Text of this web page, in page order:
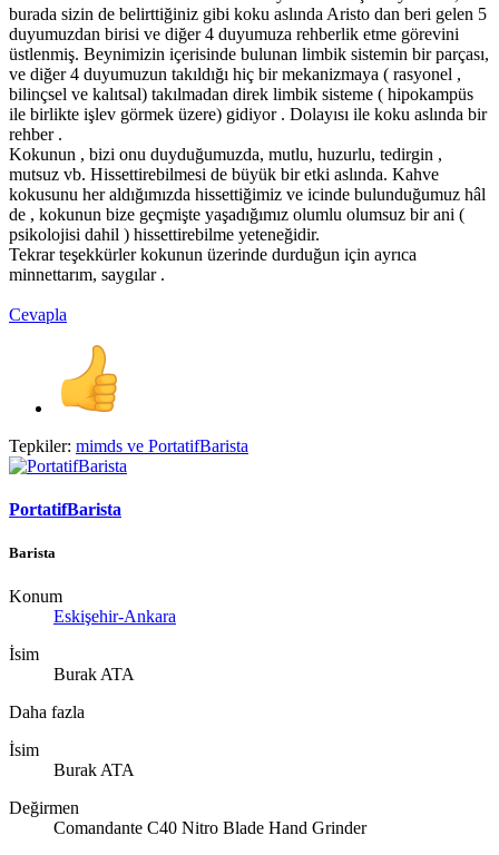
burada sizin de belirttiğiniz gibi koku aslında Aristo dan beri gelen 5
duyumuzdan birisi ve diğer 4 duyumuza rehberlik etme görevini
üstlenmiş. Beynimizin içerisinde bulunan limbik sistemin bir parçası,
ve diğer 4 duyumuzun takıldığı hiç bir mekanizmaya ( rasyonel ,
bilinçsel ve kalıtsal) takılmadan direk limbik sisteme ( hipokampüs
ile birlikte işlev görmek üzere) gidiyor . Dolayısı ile koku aslında bir
rehber .
Kokunun , bizi onu duyduğumuzda, mutlu, huzurlu, tedirgin ,
mutsuz vb. Hissettirebilmesi de büyük bir etki aslında. Kahve
kokusunu her aldığımızda hissettiğimiz ve icinde bulunduğumuz hâl
de , kokunun bize geçmişte yaşadığımız olumlu olumsuz bir ani (
psikolojisi dahil ) hissettirebilme yeteneğidir.
Tekrar teşekkürler kokunun üzerinde durduğun için ayrıca
minnettarım, saygılar .
Cevapla
Tepkiler: mimds ve PortatifBarista
PortatifBarista
Barista
Konum
Eskişehir-Ankara
İsim
Burak ATA
Daha fazla
İsim
Burak ATA
Değirmen
Comandante C40 Nitro Blade Hand Grinder